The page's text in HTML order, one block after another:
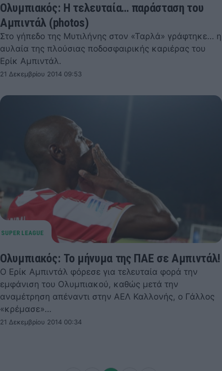
Ολυμπιακός: Η τελευταία… παράσταση του
Αμπιντάλ (photos)
Στο γήπεδο της Μυτιλήνης στον «Ταρλά» γράφτηκε… η
αυλαία της πλούσιας ποδοσφαιρικής καριέρας του
Ερίκ Αμπιντάλ.
21 Δεκεμβρίου 2014 09:53
Ολυμπιακός: To μήνυμα της ΠΑΕ σε Αμπιντάλ!
Ο Ερίκ Αμπιντάλ φόρεσε για τελευταία φορά την
εμφάνιση του Ολυμπιακού, καθώς μετά την
αναμέτρηση απέναντι στην ΑΕΛ Καλλονής, ο Γάλλος
«κρέμασε»…
21 Δεκεμβρίου 2014 00:34